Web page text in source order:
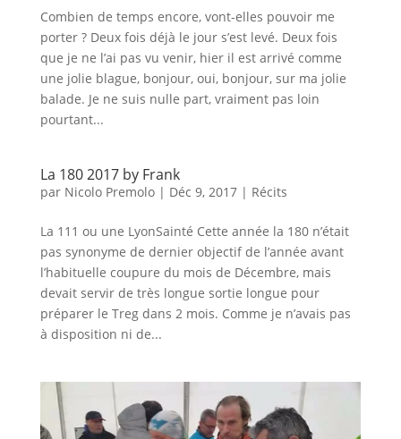
Combien de temps encore, vont-elles pouvoir me
porter ? Deux fois déjà le jour s’est levé. Deux fois
que je ne l’ai pas vu venir, hier il est arrivé comme
une jolie blague, bonjour, oui, bonjour, sur ma jolie
balade. Je ne suis nulle part, vraiment pas loin
pourtant...
La 180 2017 by Frank
par Nicolo Premolo| Déc 9, 2017| Récits
La 111 ou une LyonSainté Cette année la 180 n’était
pas synonyme de dernier objectif de l’année avant
l’habituelle coupure du mois de Décembre, mais
devait servir de très longue sortie longue pour
préparer le Treg dans 2 mois. Comme je n’avais pas
à disposition ni de...